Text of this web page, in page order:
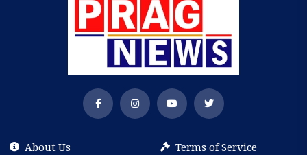
About Us
Terms of Service